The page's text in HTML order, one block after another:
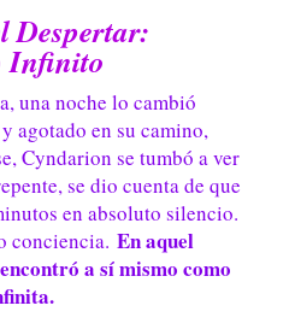
Despertar:
Infinito
una noche lo cambió
agotado en su camino,
Cyndarion se tumbó a ver
se dio cuenta de que
en absoluto silencio.
conciencia. En aquel
a sí mismo como